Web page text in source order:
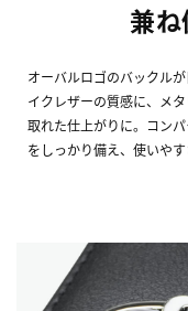
兼
オーバルロゴのバックル
イクレザーの質感に、メ
取れた仕上がりに。コン
をしっかり備え、使いやす